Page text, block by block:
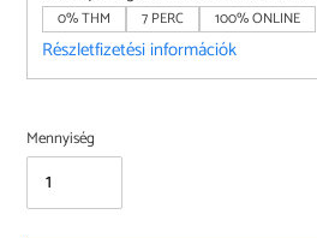
0% THM 7 PERC 100% ONLINE
Részletfizetési információk
Mennyiség